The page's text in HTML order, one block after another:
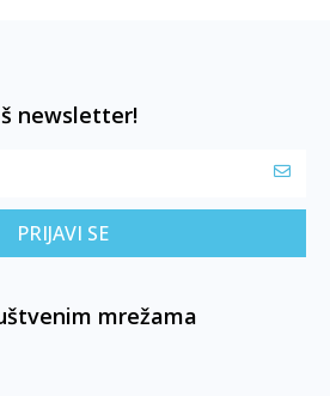
newsletter!
PRIJAVI SE
mrežama